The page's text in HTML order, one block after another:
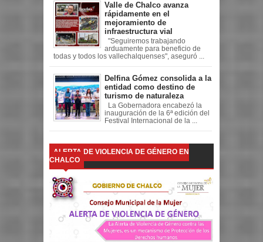
Valle de Chalco avanza
rápidamente en el
mejoramiento de
infraestructura vial
"Seguiremos trabajando
arduamente para beneficio de
todas y todos los vallechalquenses", aseguró ...
Delfina Gómez consolida a la
entidad como destino de
turismo de naturaleza
La Gobernadora encabezó la
inauguración de la 6ª edición del
Festival Internacional de la ...
ALERTA DE VIOLENCIA DE GÉNERO EN
CHALCO